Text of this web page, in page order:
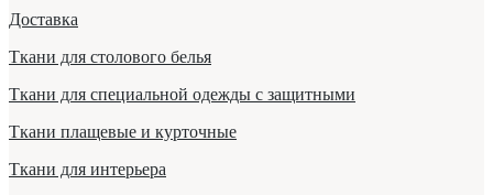
Доставка
Ткани для столового белья
Ткани для специальной одежды с защитными
Ткани плащевые и курточные
Ткани для интерьера